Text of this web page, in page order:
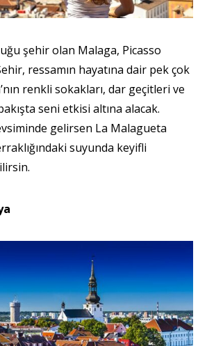
şehir olan Malaga, Picasso
ressamın hayatına dair pek çok
renkli sokakları, dar geçitleri ve
seni etkisi altına alacak.
gelirsen La Malagueta
suyunda keyifli